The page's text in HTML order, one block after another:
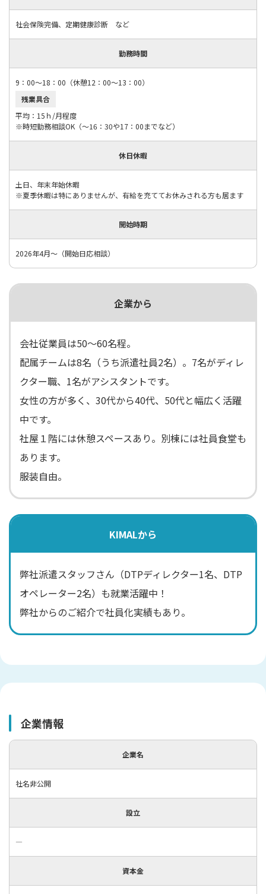
社会保険完備、定期健康診断 など
勤務時間
9：00～18：00（休憩12：00～13：00）
残業具合
平均：15ｈ/月程度
※時短勤務相談OK（～16：30や17：00までなど）
休日休暇
土日、年末年始休暇
※夏季休暇は特にありませんが、有給を充ててお休みされる方も居ます
開始時期
2026年4月～（開始日応相談）
企業から
会社従業員は50～60名程。
配属チームは8名（うち派遣社員2名）。7名がディレ
クター職、1名がアシスタントです。
女性の方が多く、30代から40代、50代と幅広く活躍
中です。
社屋１階には休憩スペースあり。別棟には社員食堂も
あります。
服装自由。
KIMALから
弊社派遣スタッフさん（DTPディレクター1名、DTP
オペレーター2名）も就業活躍中！
弊社からのご紹介で社員化実績もあり。
企業情報
企業名
社名非公開
設立
―
資本金